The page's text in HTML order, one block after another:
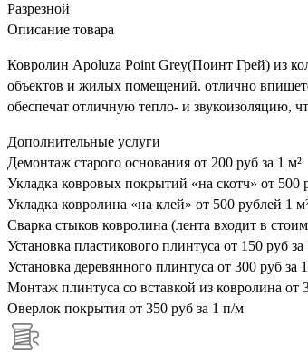
Разрезной
Описание товара
Ковролин Apoluza Point Grey(Поинт Грей) из
объектов и жилых помещений. отлично
обеспечат отличную тепло- и звукоизоляцию,
Дополнительные услуги
Демонтаж старого основания от 200 руб за 1 м²
Укладка ковровых покрытий «на скотч» от 500
Укладка ковролина «на клей» от 500 рублей 1
Сварка стыков ковролина (лента входит в
Установка пластикового плинтуса от 150 руб
Установка деревянного плинтуса от 300 руб за
Монтаж плинтуса со вставкой из ковролина от
Оверлок покрытия от 350 руб за 1 п/м